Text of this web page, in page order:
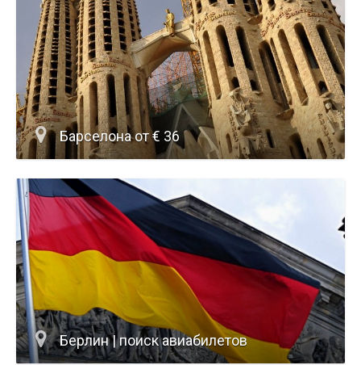
Барселона от € 36
Берлин | поиск авиабилетов